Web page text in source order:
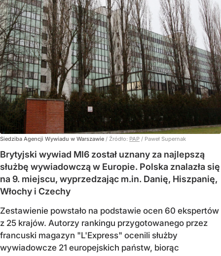
Siedziba Agencji Wywiadu w Warszawie / Źródło: PAP / Paweł Supernak
Brytyjski wywiad MI6 został uznany za najlepszą
służbę wywiadowczą w Europie. Polska znalazła się
na 9. miejscu, wyprzedzając m.in. Danię, Hiszpanię,
Włochy i Czechy
Zestawienie powstało na podstawie ocen 60 ekspertów
z 25 krajów. Autorzy rankingu przygotowanego przez
francuski magazyn "L'Express" ocenili służby
wywiadowcze 21 europejskich państw, biorąc